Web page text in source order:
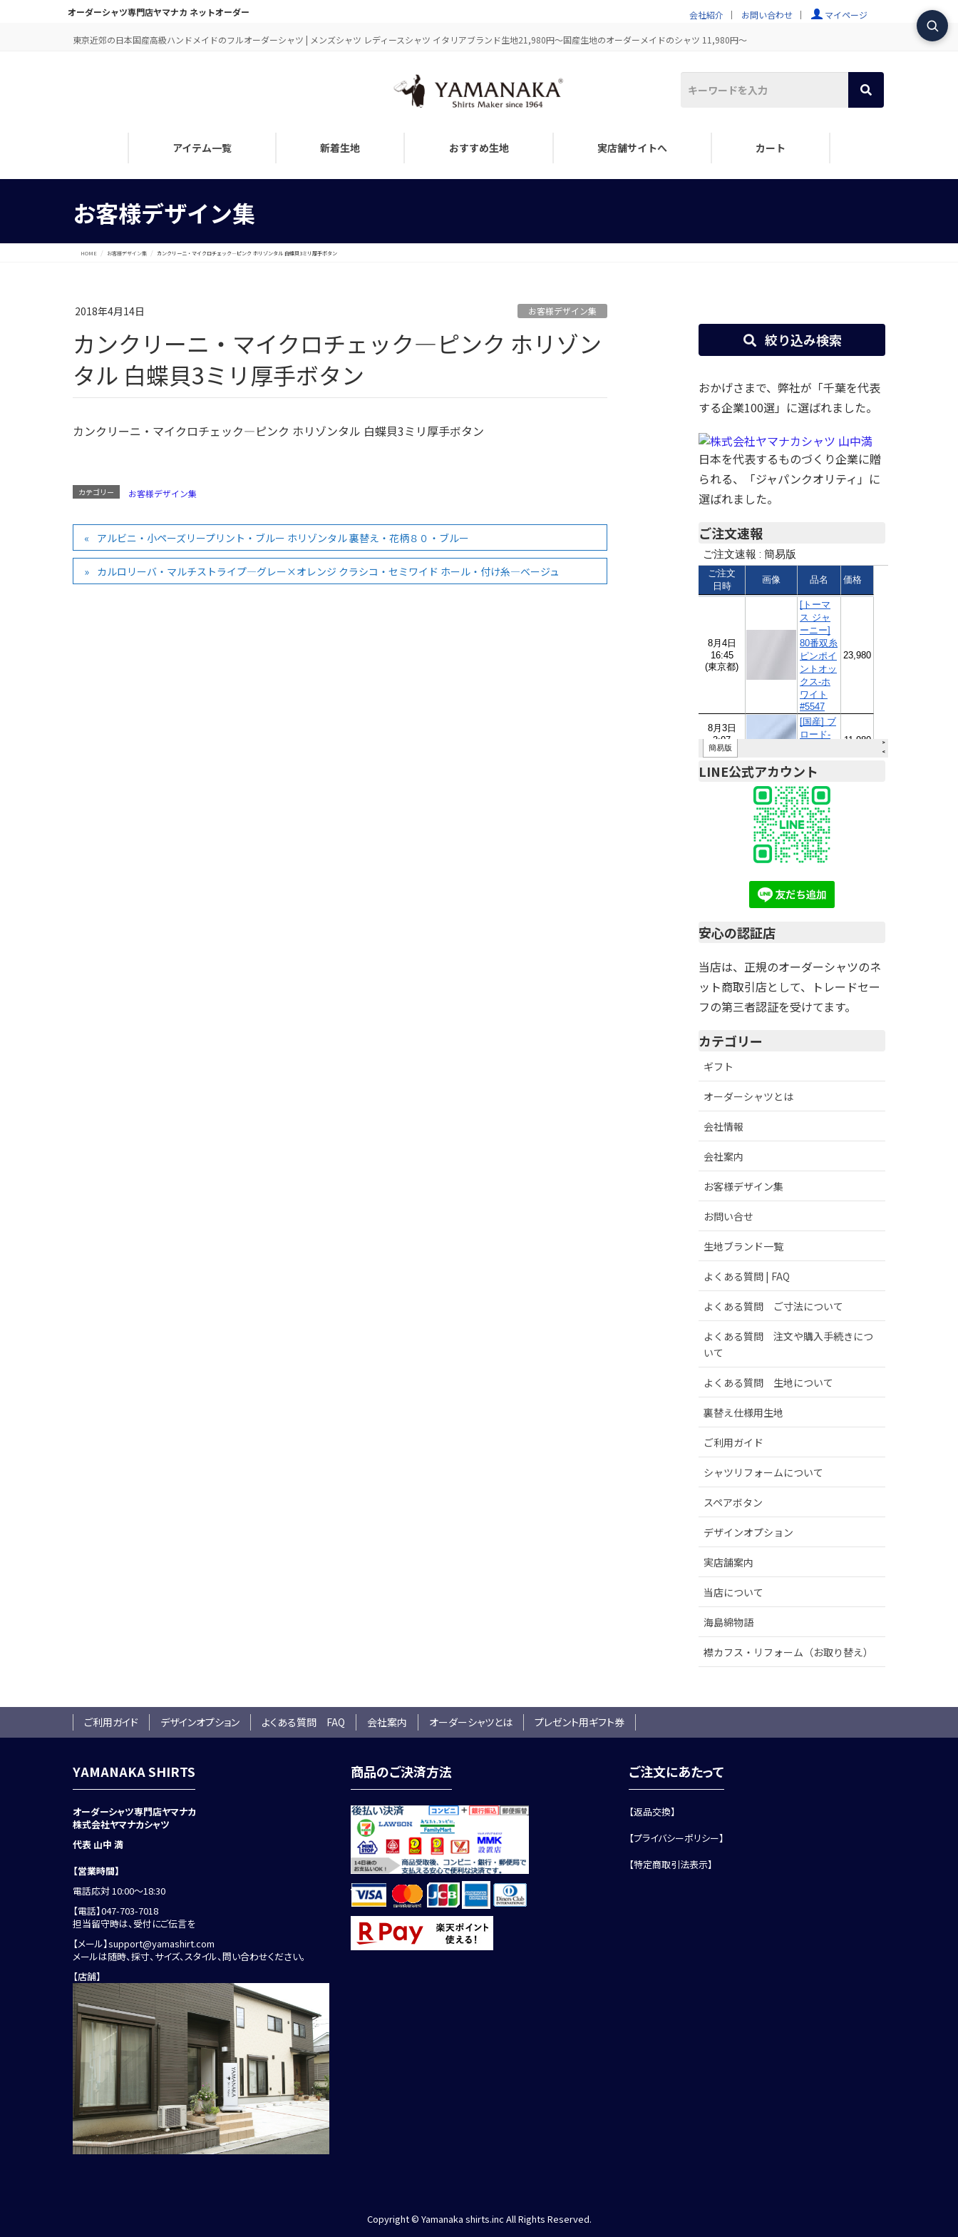
オーダーシャツ専門店ヤマナカ ネットオーダー 会社紹介 お問い合わせ マイページ
東京近郊の日本国産高級ハンドメイドのフルオーダーシャツ | メンズシャツ レディースシャツ イタリアブランド生地21,980円～国産生地のオーダーメイドのシャツ 11,980円～
アイテム一覧 新着生地 おすすめ生地 実店舗サイトへ カート
お客様デザイン集
HOME お客様デザイン集 カンクリーニ・マイクロチェック―ピンク ホリゾンタル 白蝶貝3ミリ厚手ボタン
2018年4月14日 お客様デザイン集
カンクリーニ・マイクロチェック―ピンク ホリゾン
タル 白蝶貝3ミリ厚手ボタン
カンクリーニ・マイクロチェック―ピンク ホリゾンタル 白蝶貝3ミリ厚手ボタン
カテゴリー お客様デザイン集
アルビニ・小ペーズリープリント・ブルー ホリゾンタル 裏替え・花柄８０・ブルー
カルロリーバ・マルチストライプ―グレー×オレンジ クラシコ・セミワイド ホール・付け糸―ベージュ
絞り込み検索
おかげさまで、弊社が「千葉を代表
する企業100選」に選ばれました。
日本を代表するものづくり企業に贈
られる、「ジャパンクオリティ」に
選ばれました。
ご注文速報
LINE公式アカウント
安心の認証店
当店は、正規のオーダーシャツのネ
ット商取引店として、トレードセー
フの第三者認証を受けてます。
カテゴリー
ギフト
オーダーシャツとは
会社情報
会社案内
お客様デザイン集
お問い合せ
生地ブランド一覧
よくある質問 | FAQ
よくある質問 ご寸法について
よくある質問 注文や購入手続きにつ
いて
よくある質問 生地について
裏替え仕様用生地
ご利用ガイド
シャツリフォームについて
スペアボタン
デザインオプション
実店舗案内
当店について
海島綿物語
襟カフス・リフォーム（お取り替え）
ご利用ガイド デザインオプション よくある質問 FAQ 会社案内 オーダーシャツとは プレゼント用ギフト券
YAMANAKA SHIRTS
オーダーシャツ専門店ヤマナカ
株式会社ヤマナカシャツ
代表 山中 満
【営業時間】
電話応対 10:00～18:30
【電話】047-703-7018
担当留守時は、受付にご伝言を
【メール】support@yamashirt.com
メールは随時、採寸、サイズ、スタイル、問い合わせください。
【店舗】
商品のご決済方法 ご注文にあたって
【返品交換】
【プライバシーポリシー】
【特定商取引法表示】
Copyright © Yamanaka shirts.inc All Rights Reserved.